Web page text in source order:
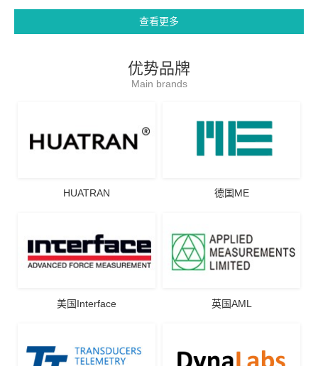
查看更多
优势品牌
Main brands
HUATRAN 德国ME
美国Interface 英国AML